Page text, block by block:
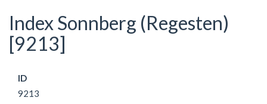
Index Sonnberg (Regesten)
[9213]
ID
9213